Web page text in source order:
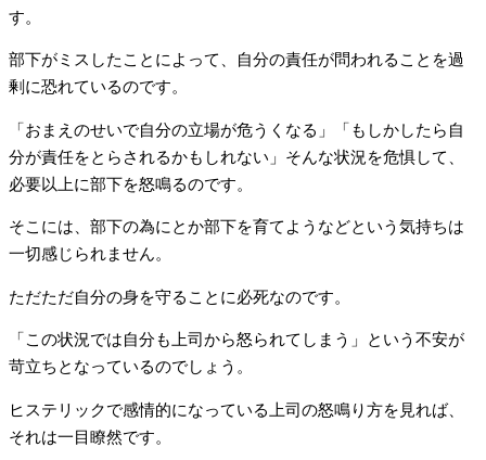
す。
部下がミスしたことによって、自分の責任が問われることを過
剰に恐れているのです。
「おまえのせいで自分の立場が危うくなる」「もしかしたら自
分が責任をとらされるかもしれない」そんな状況を危惧して、
必要以上に部下を怒鳴るのです。
そこには、部下の為にとか部下を育てようなどという気持ちは
一切感じられません。
ただただ自分の身を守ることに必死なのです。
「この状況では自分も上司から怒られてしまう」という不安が
苛立ちとなっているのでしょう。
ヒステリックで感情的になっている上司の怒鳴り方を見れば、
それは一目瞭然です。